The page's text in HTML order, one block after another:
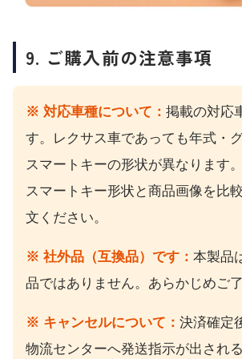
9. ご購入前の注意事項
※ 対応車種について： 掲載の対応
す。レクサス車であっても年式・
スマートキーの形状が異なります
スマートキー形状と商品画像を比
文ください。
※ 社外品（互換品）です： 本製品
品ではありません。あらかじめご
※ キャンセルについて： 決済確定
物流センターへ発送指示が出され